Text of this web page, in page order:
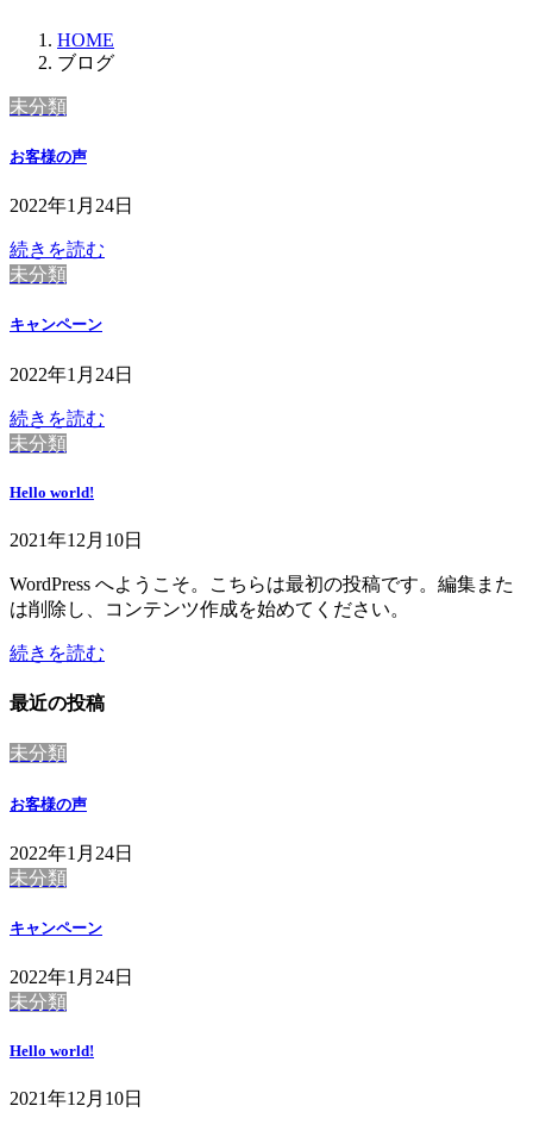
HOME
ブログ
未分類
お客様の声
2022年1月24日
続きを読む
未分類
キャンペーン
2022年1月24日
続きを読む
未分類
Hello world!
2021年12月10日
WordPress へようこそ。こちらは最初の投稿です。編集また
は削除し、コンテンツ作成を始めてください。
続きを読む
最近の投稿
未分類
お客様の声
2022年1月24日
未分類
キャンペーン
2022年1月24日
未分類
Hello world!
2021年12月10日